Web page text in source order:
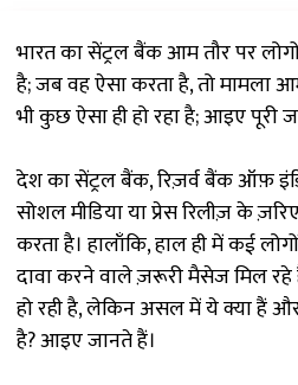
भारत का सेंट्रल बैंक आम तौर पर
है; जब वह ऐसा करता है, तो मामला
भी कुछ ऐसा ही हो रहा है; आइए पूरी
देश का सेंट्रल बैंक, रिज़र्व बैंक ऑफ़
सोशल मीडिया या प्रेस रिलीज़ के
करता है। हालाँकि, हाल ही में कई
दावा करने वाले ज़रूरी मैसेज मिल
हो रही है, लेकिन असल में ये क्या हैं
है? आइए जानते हैं।